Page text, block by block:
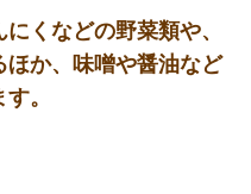
くなどの野菜類や、
か、味噌や醤油など
。